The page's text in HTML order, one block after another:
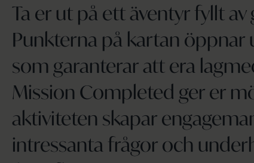
Ta er ut på ett äventyr fyllt
Punkterna på kartan
som garanterar att era
Mission Completed ger er
aktiviteten skapar
intressanta frågor och